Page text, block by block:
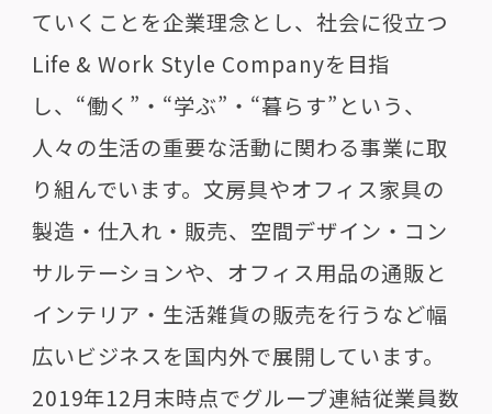
ていくことを企業理念とし、社会に役立つ
Life & Work Style Companyを目指
し、“働く”・“学ぶ”・“暮らす”という、
人々の生活の重要な活動に関わる事業に取
り組んでいます。文房具やオフィス家具の
製造・仕入れ・販売、空間デザイン・コン
サルテーションや、オフィス用品の通販と
インテリア・生活雑貨の販売を行うなど幅
広いビジネスを国内外で展開しています。
2019年12月末時点でグループ連結従業員数